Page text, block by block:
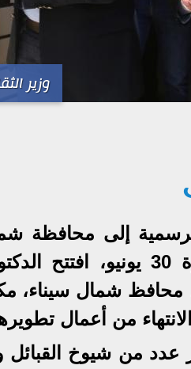
وزير
إلى محافظة
للاحتفاء بذكرى ثورة 30
محافظ شمال سيناء،
من أعمال
عدد من شيوخ القبائل